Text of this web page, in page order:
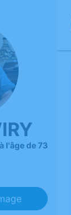
l'âge de 73